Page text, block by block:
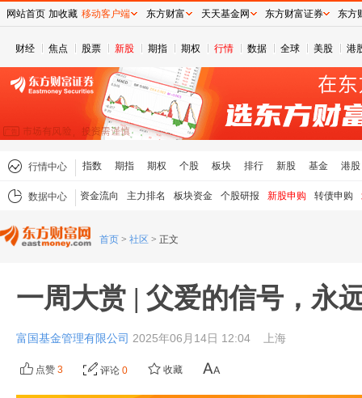
财经 焦点 股票 新股 期指 期权 行情 数据 全球 美股 港
行情中心 指数 期指 期权 个股 板块 排行 新股 基金 港股
数据中心 资金流向 主力排名 板块资金 个股研报 新股申购 转债申购
首页 > 社区 > 正文
一周大赏 | 父爱的信号，永
富国基金管理有限公司 2025年06月14日 12:04 上海
点赞 3 评论 0 收藏
网站首页 加收藏 移动客户端 东方财富 天天基金网 东方财富证券 东方